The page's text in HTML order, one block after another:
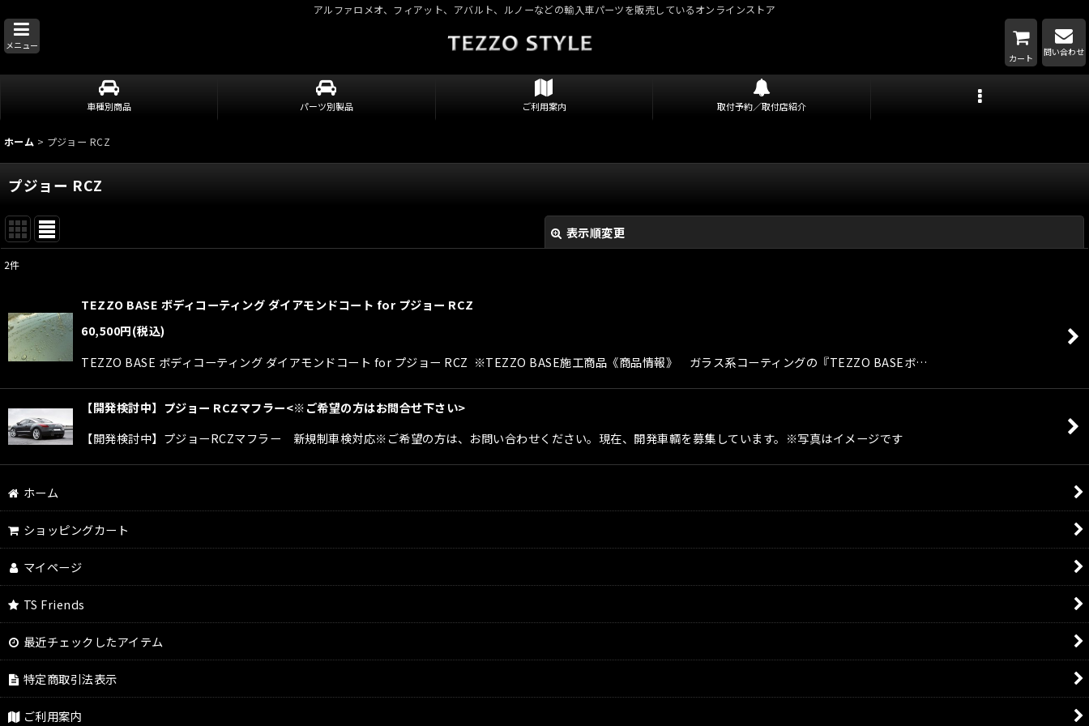
アルファロメオ、フィアット、アバルト、ルノーなどの輸入車パーツを販売しているオンラインストア
メニュー
カート
問い合わせ
車種別商品 パーツ別製品 ご利用案内 取付予約／取付店紹介
ホーム > プジョー RCZ
プジョー RCZ
表示順変更
並び順:
絞り込む
2件
TEZZO BASE ボディコーティング ダイアモンドコート for プジョー RCZ
60,500円(税込)
TEZZO BASE ボディコーティング ダイアモンドコート for プジョー RCZ ※TEZZO BASE施工商品《商品情報》 ガラス系コーティングの『TEZZO BASEボ…
【開発検討中】プジョー RCZマフラー<※ご希望の方はお問合せ下さい>
【開発検討中】プジョーRCZマフラー 新規制車検対応※ご希望の方は、お問い合わせください。現在、開発車輌を募集しています。※写真はイメージです
ホーム
ショッピングカート
マイページ
TS Friends
最近チェックしたアイテム
特定商取引法表示
ご利用案内